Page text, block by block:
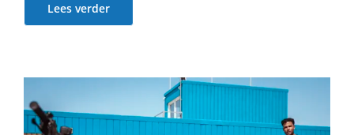
Lees verder